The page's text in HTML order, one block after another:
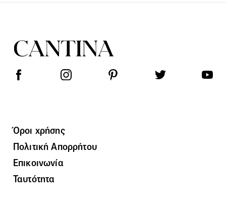
Όροι χρήσης
Πολιτική Απορρήτου
Επικοινωνία
Ταυτότητα